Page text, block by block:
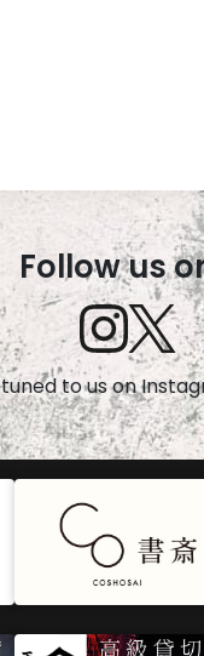
Follow us
to us on